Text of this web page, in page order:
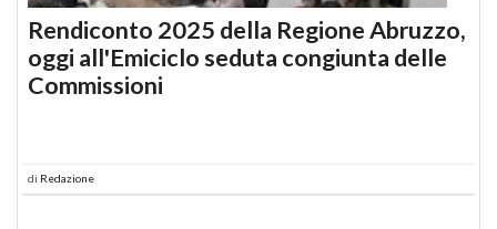
Rendiconto 2025 della Regione Abruzzo,
oggi all'Emiciclo seduta congiunta delle
Commissioni
di Redazione